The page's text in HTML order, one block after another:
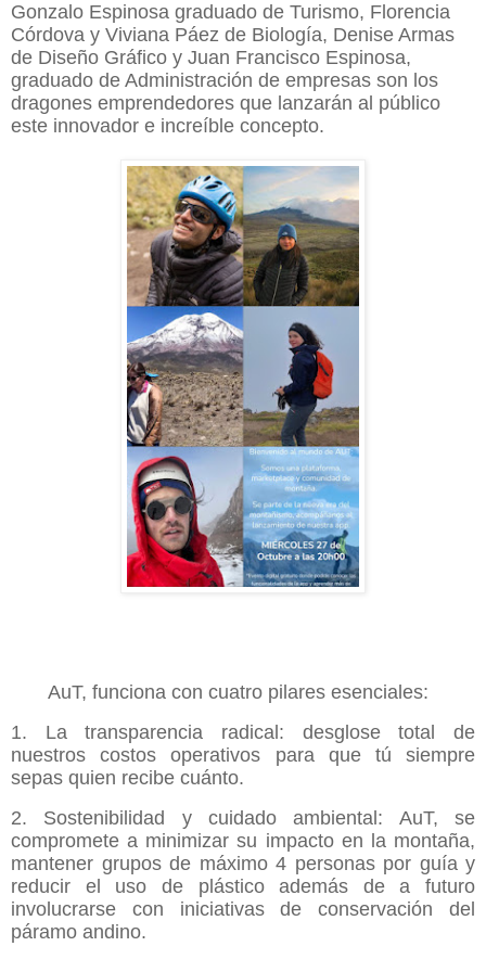
Gonzalo Espinosa graduado de Turismo, Florencia
Córdova y Viviana Páez de Biología, Denise Armas
de Diseño Gráfico y Juan Francisco Espinosa,
graduado de Administración de empresas son los
dragones emprendedores que lanzarán al público
este innovador e increíble concepto.
AuT, funciona con cuatro pilares esenciales:
1. La transparencia radical: desglose total de
nuestros costos operativos para que tú siempre
sepas quien recibe cuánto.
2. Sostenibilidad y cuidado ambiental: AuT, se
compromete a minimizar su impacto en la montaña,
mantener grupos de máximo 4 personas por guía y
reducir el uso de plástico además de a futuro
involucrarse con iniciativas de conservación del
páramo andino.